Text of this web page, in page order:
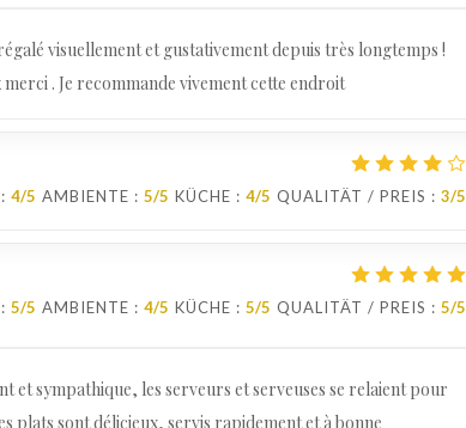
visuellement et gustativement depuis très longtemps !
. Je recommande vivement cette endroit
: 4/5 AMBIENTE : 5/5 KÜCHE : 4/5 QUALITÄT / PREIS : 3/5
: 5/5 AMBIENTE : 4/5 KÜCHE : 5/5 QUALITÄT / PREIS : 5/5
et sympathique, les serveurs et serveuses se relaient pour
plats sont délicieux, servis rapidement et à bonne